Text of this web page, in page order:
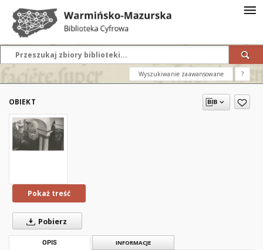
Wyszukiwanie zaawansowane ?
OBIEKT
Pokaż treść
Pobierz
OPIS INFORMACJE